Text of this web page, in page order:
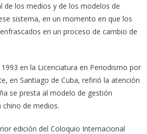
de los medios y de los modelos de
sistema, en un momento en que los
en un proceso de cambio de
en la Licenciatura en Periodismo por
en Santiago de Cuba, refirió la atención
se presta al modelo de gestión
de medios.
edición del Coloquio Internacional